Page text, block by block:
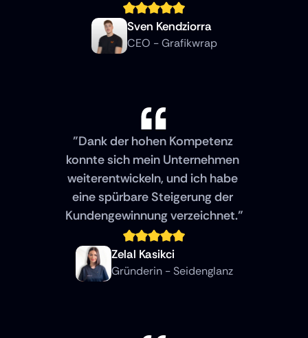
Sven Kendziorra
CEO - Grafikwrap
"Dank der hohen Kompetenz
konnte sich mein Unternehmen
weiterentwickeln, und ich habe
eine spürbare Steigerung der
Kundengewinnung verzeichnet."
Zelal Kasikci
Gründerin - Seidenglanz